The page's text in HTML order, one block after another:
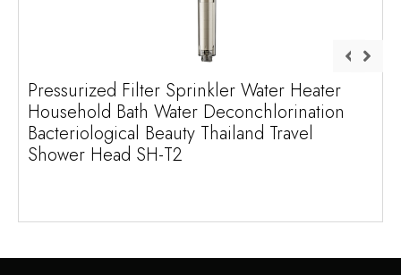
Pressurized Filter Sprinkler Water Heater
Household Bath Water Deconchlorination
Bacteriological Beauty Thailand Travel
Shower Head SH-T2